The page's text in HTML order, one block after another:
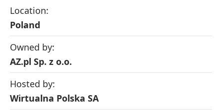
Location:
Poland
Owned by:
AZ.pl Sp. z o.o.
Hosted by:
Wirtualna Polska SA